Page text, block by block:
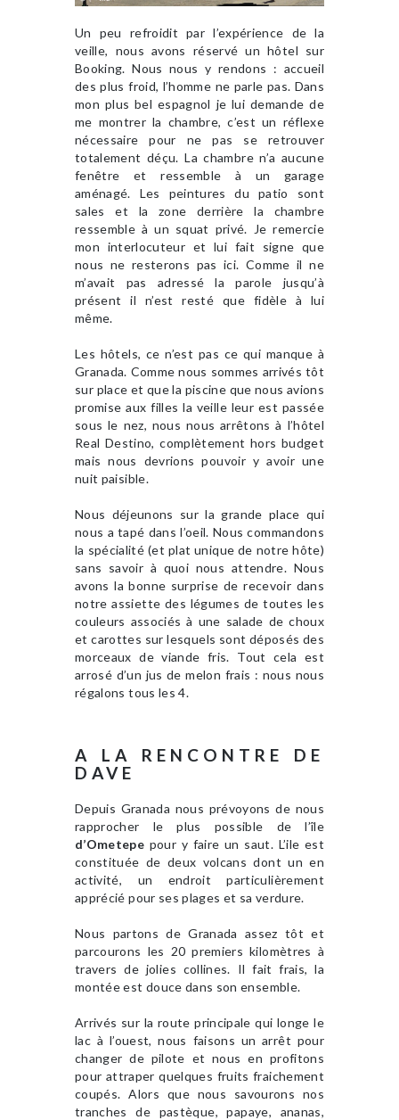
Un peu refroidit par l’expérience de la
veille, nous avons réservé un hôtel sur
Booking. Nous nous y rendons : accueil
des plus froid, l’homme ne parle pas. Dans
mon plus bel espagnol je lui demande de
me montrer la chambre, c’est un réflexe
nécessaire pour ne pas se retrouver
totalement déçu. La chambre n’a aucune
fenêtre et ressemble à un garage
aménagé. Les peintures du patio sont
sales et la zone derrière la chambre
ressemble à un squat privé. Je remercie
mon interlocuteur et lui fait signe que
nous ne resterons pas ici. Comme il ne
m’avait pas adressé la parole jusqu’à
présent il n’est resté que fidèle à lui
même.
Les hôtels, ce n’est pas ce qui manque à
Granada. Comme nous sommes arrivés tôt
sur place et que la piscine que nous avions
promise aux filles la veille leur est passée
sous le nez, nous nous arrêtons à l’hôtel
Real Destino, complètement hors budget
mais nous devrions pouvoir y avoir une
nuit paisible.
Nous déjeunons sur la grande place qui
nous a tapé dans l’oeil. Nous commandons
la spécialité (et plat unique de notre hôte)
sans savoir à quoi nous attendre. Nous
avons la bonne surprise de recevoir dans
notre assiette des légumes de toutes les
couleurs associés à une salade de choux
et carottes sur lesquels sont déposés des
morceaux de viande fris. Tout cela est
arrosé d’un jus de melon frais : nous nous
régalons tous les 4.
A LA RENCONTRE DE
DAVE
Depuis Granada nous prévoyons de nous
rapprocher le plus possible de l’île
d’Ometepe pour y faire un saut. L’ile est
constituée de deux volcans dont un en
activité, un endroit particulièrement
apprécié pour ses plages et sa verdure.
Nous partons de Granada assez tôt et
parcourons les 20 premiers kilomètres à
travers de jolies collines. Il fait frais, la
montée est douce dans son ensemble.
Arrivés sur la route principale qui longe le
lac à l’ouest, nous faisons un arrêt pour
changer de pilote et nous en profitons
pour attraper quelques fruits fraichement
coupés. Alors que nous savourons nos
tranches de pastèque, papaye, ananas,